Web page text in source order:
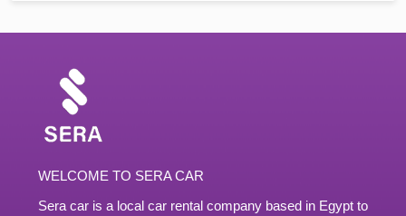
WELCOME TO SERA CAR
Sera car is a local car rental company based in Egypt to